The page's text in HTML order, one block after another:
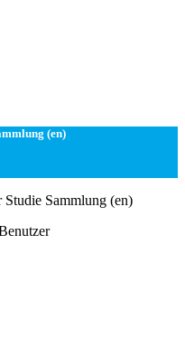
(en)
Studie Sammlung (en)